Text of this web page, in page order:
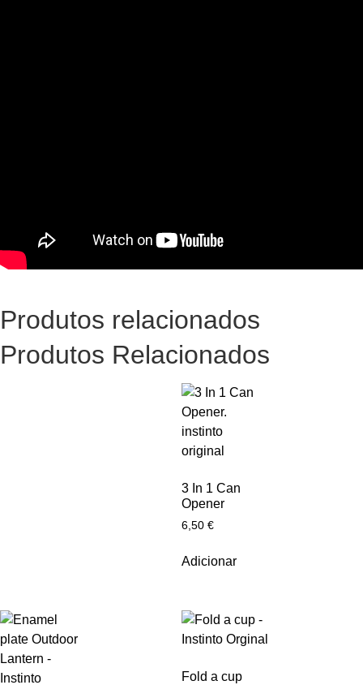
Produtos relacionados
Produtos Relacionados
3 In 1 Can
Opener
6,50 €
Adicionar
Fold a cup